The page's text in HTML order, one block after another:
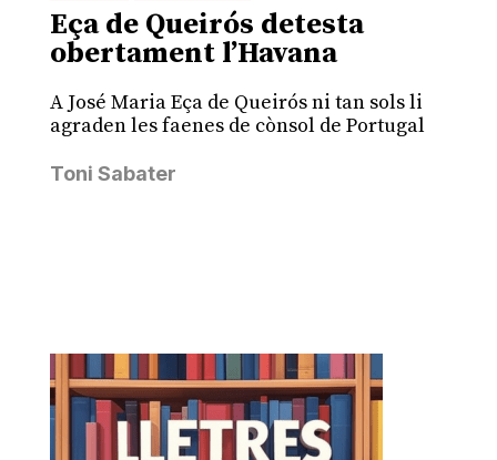
Eça de Queirós detesta
obertament l’Havana
A José Maria Eça de Queirós ni tan sols li
agraden les faenes de cònsol de Portugal
Toni Sabater